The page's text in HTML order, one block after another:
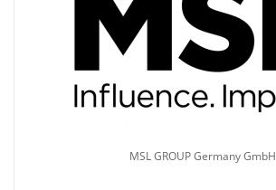
MSL GROUP Germany GmbH